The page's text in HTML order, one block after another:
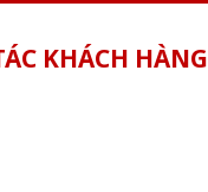
KHÁCH HÀNG